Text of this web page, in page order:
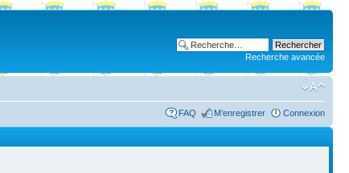
Recherche avancée
FAQ M’enregistrer Connexion